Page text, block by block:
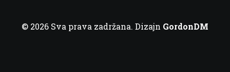
© 2026 Sva prava zadržana. Dizajn GordonDM